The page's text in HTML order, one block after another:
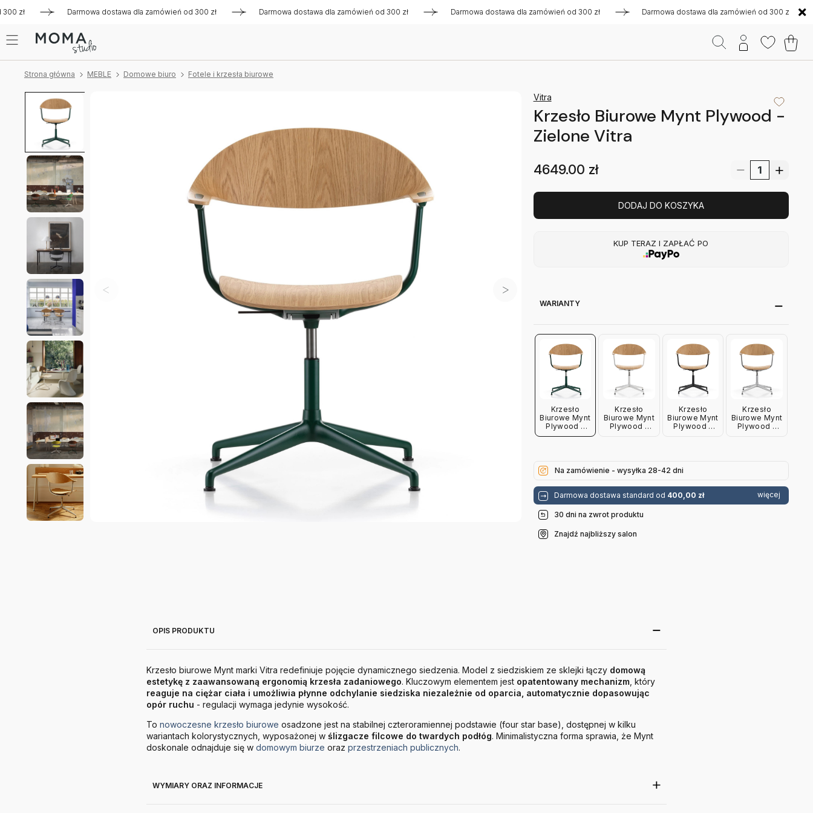
zł Darmowa dostawa dla zamówień od 300 zł Darmowa dostawa dla zamówień od 300 zł Darmowa dostawa dla zamówień od 300 zł Darmowa dostawa dla zamówień od 300 zł
Strona główna MEBLE Domowe biuro Fotele i krzesła biurowe
Vitra
Krzesło Biurowe Mynt Plywood -
Zielone Vitra
4649.00 zł
DODAJ DO KOSZYKA
KUP TERAZ I ZAPŁAĆ PO
WARIANTY
Krzesło
Biurowe Mynt
Plywood -
Zielone Vitra
Krzesło
Biurowe Mynt
Plywood -
Krzesło
Biurowe Mynt
Plywood -
Krzesło
Biurowe Mynt
Plywood -
Na zamówienie - wysyłka 28-42 dni
Darmowa dostawa standard od 400,00 zł więcej
30 dni na zwrot produktu
Znajdź najbliższy salon
OPIS PRODUKTU
Krzesło biurowe Mynt marki Vitra redefiniuje pojęcie dynamicznego siedzenia. Model z siedziskiem ze sklejki łączy domową
estetykę z zaawansowaną ergonomią krzesła zadaniowego. Kluczowym elementem jest opatentowany mechanizm , który
reaguje na ciężar ciała i umożliwia płynne odchylanie siedziska niezależnie od oparcia, automatycznie dopasowując
opór ruchu - regulacji wymaga jedynie wysokość.
To nowoczesne krzesło biurowe osadzone jest na stabilnej czteroramiennej podstawie (four star base), dostępnej w kilku
wariantach kolorystycznych, wyposażonej w ślizgacze filcowe do twardych podłóg. Minimalistyczna forma sprawia, że Mynt
doskonale odnajduje się w domowym biurze oraz przestrzeniach publicznych.
WYMIARY ORAZ INFORMACJE